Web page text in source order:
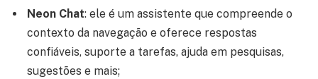
Neon Chat: ele é um assistente que compreende o
contexto da navegação e oferece respostas
confiáveis, suporte a tarefas, ajuda em pesquisas,
sugestões e mais;